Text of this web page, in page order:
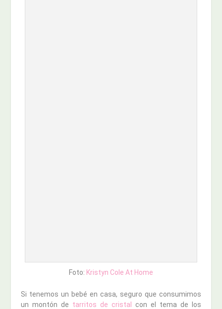
Foto: Kristyn Cole At Home
Si tenemos un bebé en casa, seguro que consumimos
un montón de tarritos de cristal con el tema de los